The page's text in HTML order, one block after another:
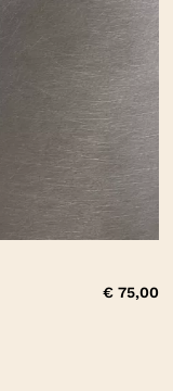
€ 75,00